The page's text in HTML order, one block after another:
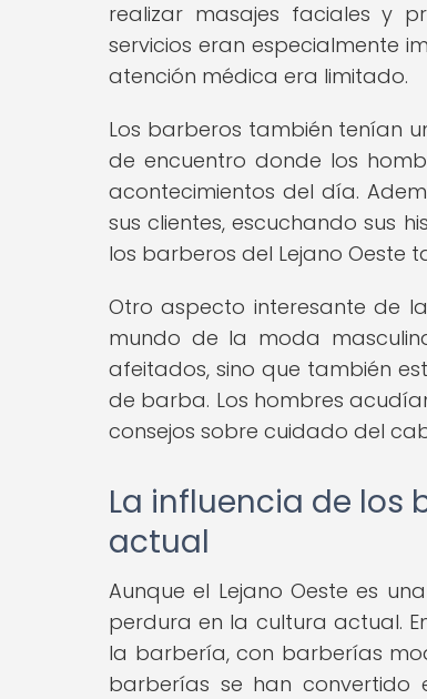
realizar masajes faciales y
servicios eran especialmente
atención médica era limitado.
Los barberos también tenían
de encuentro donde los
acontecimientos del día.
sus clientes, escuchando sus
los barberos del Lejano Oeste
Otro aspecto interesante de
mundo de la moda
afeitados, sino que también
de barba. Los hombres
consejos sobre cuidado del
La influencia de los
actual
Aunque el Lejano Oeste es
perdura en la cultura actual.
la barbería, con barberías
barberías se han convertido